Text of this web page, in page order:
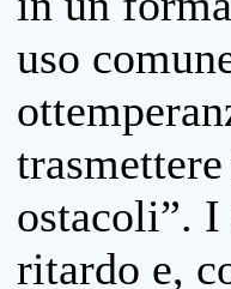
uso
ostacoli”.
ritardo e,